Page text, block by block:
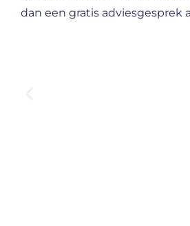
dan een gratis adviesgesprek